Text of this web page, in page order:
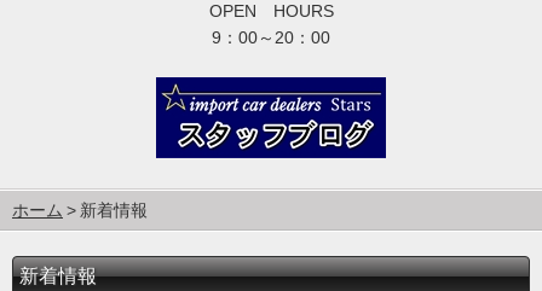
OPEN HOURS
9：00～20：00
ホーム 新着情報
新着情報